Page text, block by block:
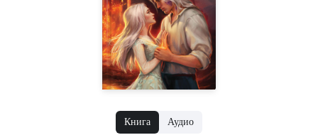
Книга Аудио